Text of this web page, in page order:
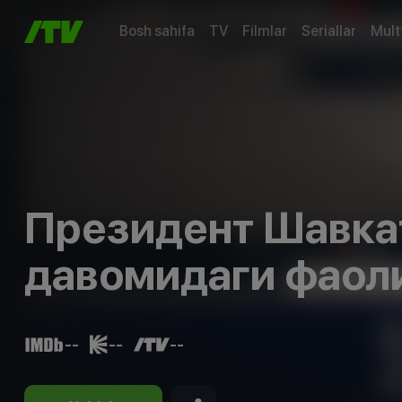
Bosh sahifa TV Filmlar Seriallar
Президент
давомидаги
ракурс»
-- -- --